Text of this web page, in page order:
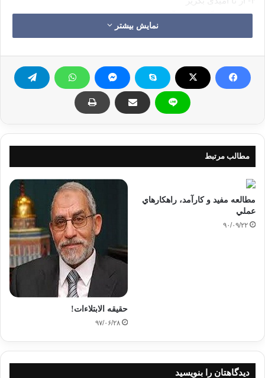
۵- با تلاش بگلاویز( هم آغوش باش)
امتحان
کپی آدرس
نمایش بیشتر
مطالب مرتبط
مطالعه مفيد و كارآمد، راهكارهاي
عملي
۹۰/۰۹/۲۲
حقیقه الابتلاءات!
۹۷/۰۶/۲۸
دیدگاهتان را بنویسید